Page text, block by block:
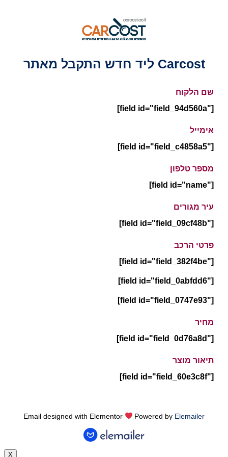
ליד חדש התקבל מאתר Carcost
שם הלקוח
[field id="field_94d560a"]
אימייל
[field id="field_c4858a5"]
מספר טלפון
[field id="name"]
עיר מגורים
[field id="field_09cf48b"]
פרטי הרכב
[field id="field_382f4be"]
[field id="field_0abfdd6"]
[field id="field_0747e93"]
מחיר
[field id="field_0d76a8d"]
תיאור מוצר
[field id="field_60e3c8f"]
Email designed with Elementor Powered by Elemailer
X